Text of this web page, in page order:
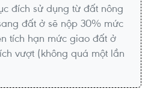
đích sử dụng từ đất nông
đất ở sẽ nộp 30% mức
tích hạn mức giao đất ở
vượt (không quá một lần
mạnh Tehran sẽ
đầu hàng